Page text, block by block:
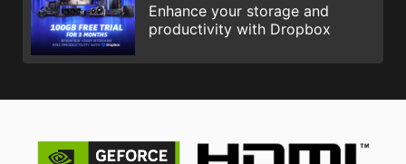
Enhance your storage and
productivity with Dropbox